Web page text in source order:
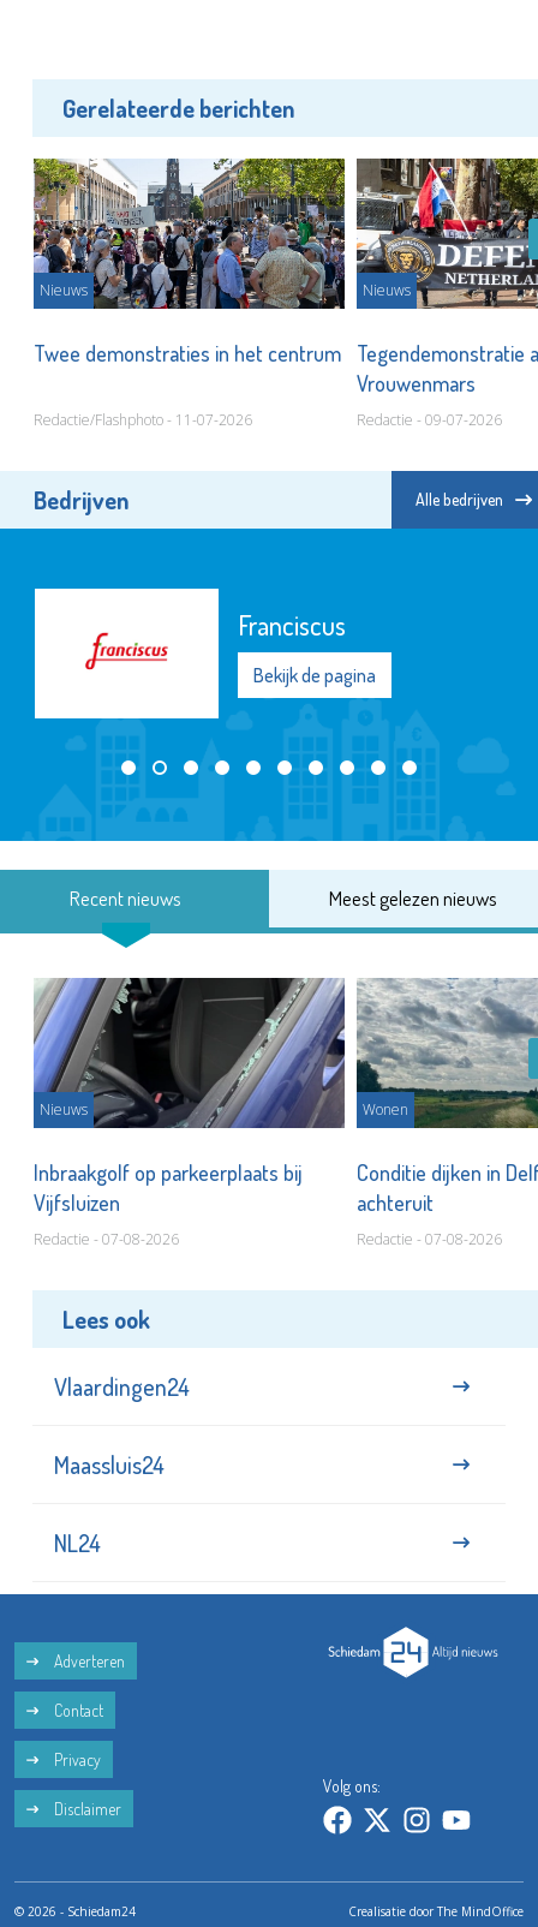
Gerelateerde berichten
Nieuws
Twee demonstraties in het centrum
Redactie/Flashphoto - 11-07-2026
Nieuws
Tegendemonstratie
Vrouwenmars
Redactie - 09-07-2026
Bedrijven Alle bedrijven
Franciscus
Bekijk de pagina
Recent nieuws Meest gelezen nieuws
Nieuws
Inbraakgolf op parkeerplaats bij
Vijfsluizen
Redactie - 07-08-2026
Wonen
Conditie dijken in
achteruit
Redactie - 07-08-2026
Lees ook
Vlaardingen24
Maassluis24
NL24
Adverteren
Contact
Privacy
Disclaimer
Volg ons:
© 2026 - Schiedam24 Crealisatie doorThe MindOffice